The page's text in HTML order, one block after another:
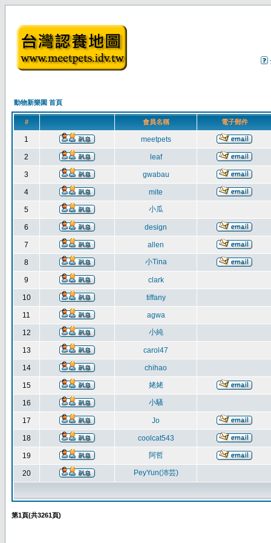
動物新樂園 首頁
# 會員名稱 電子郵件
1 meetpets
2 leaf
3 gwabau
4 mite
5 小瓜
6 design
7 allen
8 小Tina
9 clark
10 tiffany
11 agwa
12 小純
13 carol47
14 chihao
15 姥姥
16 小騷
17 Jo
18 coolcat543
19 阿哲
20 PeyYun(沛芸)
第1頁(共3261頁)